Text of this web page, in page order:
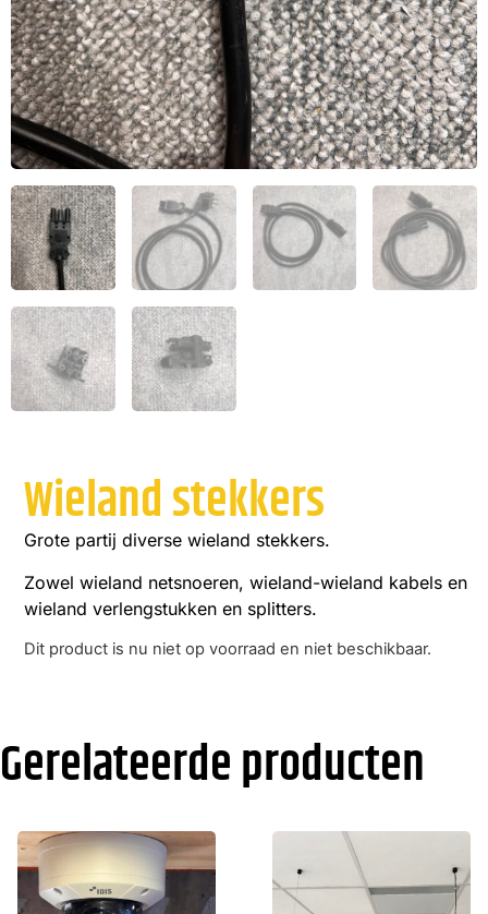
Wieland stekkers
Grote partij diverse wieland stekkers.
Zowel wieland netsnoeren, wieland-wieland kabels en
wieland verlengstukken en splitters.
Dit product is nu niet op voorraad en niet beschikbaar.
Gerelateerde producten